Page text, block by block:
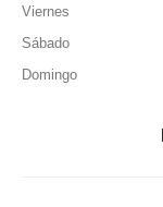
Viernes
Sábado
Domingo